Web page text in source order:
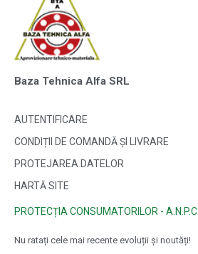
Baza Tehnica Alfa SRL
AUTENTIFICARE
CONDIȚII DE COMANDĂ ȘI LIVRARE
PROTEJAREA DATELOR
HARTĂ SITE
PROTECȚIA CONSUMATORILOR - A.N.P.C.
Nu ratați cele mai recente evoluții și noutăți!